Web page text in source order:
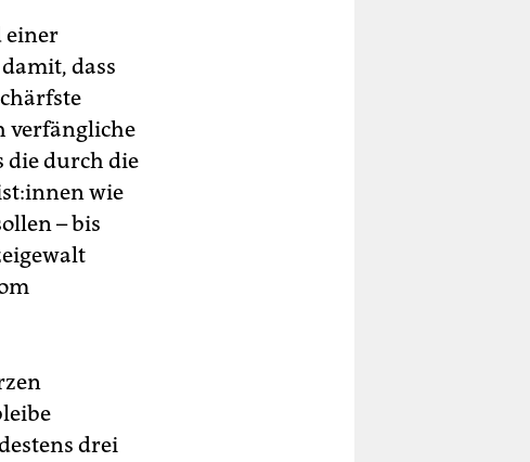
einer
dass
verfängliche
die durch die
wie
– bis
drei